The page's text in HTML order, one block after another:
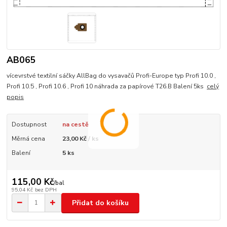
AB065
vícevrstvé textilní sáčky AllBag do vysavačů Profi-Europe typ Profi 10.0 ,
Profi 10.5 , Profi 10.6 , Profi 10 náhrada za papírové T26.B Balení 5ks celý
popis
Dostupnost
na cestě
Měrná cena
23,00 Kč / ks
Balení
5 ks
115,00 Kč/bal
95,04 Kč bez DPH
Přidat do košíku